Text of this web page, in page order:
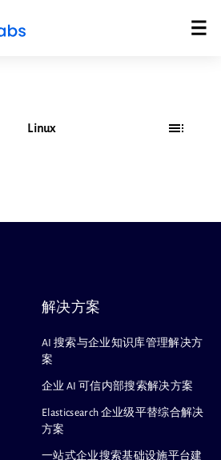
Linux
解决方案
AI 搜索与企业知识库管理解决方
案
企业 AI 可信内部搜索解决方案
Elasticsearch 企业级平替综合解决
方案
一站式企业搜索基础设施平台建